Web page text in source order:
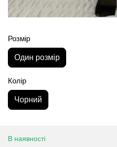
Розмір
Один розмір
Колір
Чорний
В наявності